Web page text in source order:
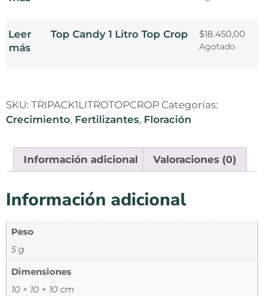
Leer
más
Top Candy 1 Litro Top Crop $18.450,00
Agotado
SKU: TRIPACK1LITROTOPCROP Categorías:
Crecimiento, Fertilizantes, Floración
Información adicional Valoraciones (0)
Información adicional
Peso
5 g
Dimensiones
10 × 10 × 10 cm